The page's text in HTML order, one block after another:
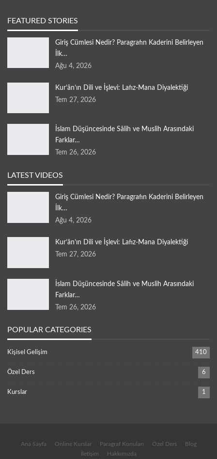
FEATURED STORIES
Giriş Cümlesi Nedir? Paragrafın Kaderini Belirleyen
İlk…
Ağu 4, 2026
Kur’ân’ın Dili ve İşlevi: Lafız-Mana Diyalektiği
Tem 27, 2026
İslam Düşüncesinde Sâlih ve Muslih Arasındaki
Farklar…
Tem 26, 2026
LATEST VIDEOS
Giriş Cümlesi Nedir? Paragrafın Kaderini Belirleyen
İlk…
Ağu 4, 2026
Kur’ân’ın Dili ve İşlevi: Lafız-Mana Diyalektiği
Tem 27, 2026
İslam Düşüncesinde Sâlih ve Muslih Arasındaki
Farklar…
Tem 26, 2026
POPULAR CATEGORIES
Kişisel Gelişim 410
Özel Ders 6
Kurslar 1
Ana Sayfa Online Kurslar Paragraf Konuları Özel Ders
Blog
İletişim
Hakkımızda